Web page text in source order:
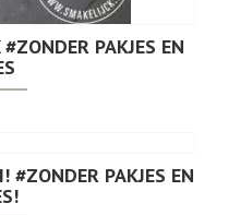
PAKJES EN
#ZONDER PAKJES EN